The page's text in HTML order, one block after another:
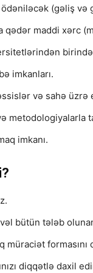
(gəliş və
qədər maddi xərc
imkanları.
və sahə
metodologiyalarla
imkanı.
bütün tələb
müraciət formasını
diqqətlə daxil